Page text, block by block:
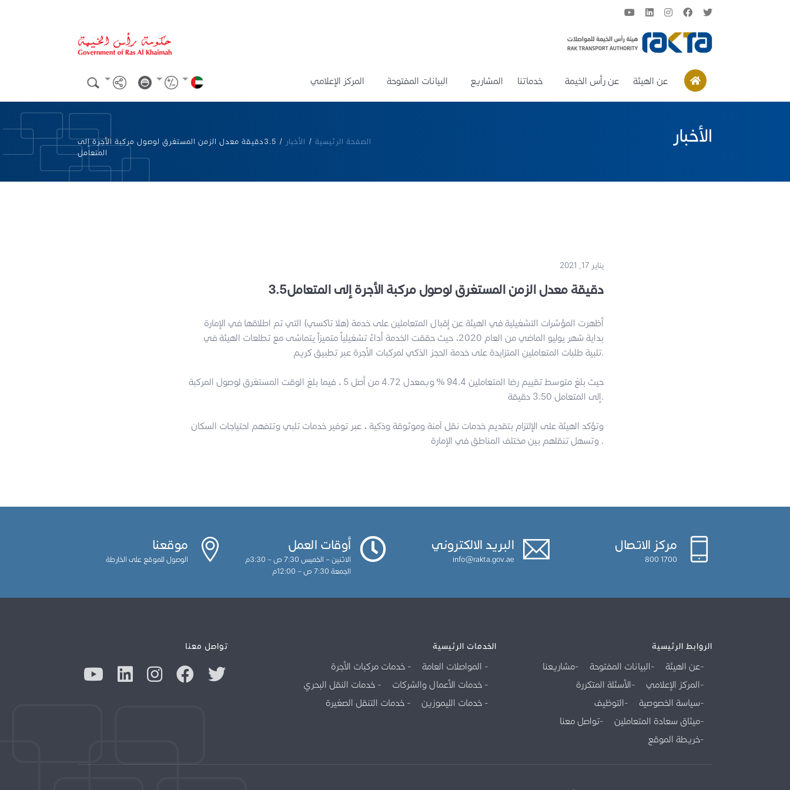
عن الهيئة عن رأس الخيمة خدماتنا المشاريع البيانات المفتوحة المركز الإعلامي
الأخبار الصفحة الرئيسية / الأخبار /
3.5دقيقة معدل الزمن المستغرق لوصول مركبة الأجرة إلى
المتعامل
يناير 17, 2021
3.5دقيقة معدل الزمن المستغرق لوصول مركبة الأجرة إلى المتعامل
أظهرت المؤشرات التشغيلية في الهيئة عن إقبال المتعاملين على خدمة (هلا تاكسي) التي تم اطلاقها في الإمارة
بداية شهر يوليو الماضي من العام 2020، حيث حققت الخدمة أداءً تشغيلياً متميزاً يتماشى مع تطلعات الهيئة في
تلبية طلبات المتعاملين المتزايدة على خدمة الحجز الذكي لمركبات الأجرة عبر تطبيق كريم.
حيث بلغ متوسط تقييم رضا المتعاملين 94.4 % وبمعدل 4.72 من أصل 5 ، فيما بلغ الوقت المستغرق لوصول المركبة
إلى المتعامل 3.50 دقيقة.
وتؤكد الهيئة على الإلتزام بتقديم خدمات نقل اَمنة وموثوقة وذكية ، عبر توفير خدمات تلبي وتتفهم احتياجات السكان
وتسهل تنقلهم بين مختلف المناطق في الإمارة .
مركز الاتصال
1700 800
البريد الالكتروني
info@rakta.gov.ae
أوقات العمل
الاثنين – الخميس 7:30 ص – 3:30م
الجمعة 7:30 ص – 12:00م
موقعنا
الوصول للموقع على الخارطة
الروابط الرئيسية
عن الهيئة البيانات المفتوحة
مشاريعنا
المركز الإعلامي
الأسئلة المتكررة
سياسة الخصوصية
التوظيف
ميثاق سعادة المتعاملين
تواصل معنا
خريطة الموقع
الخدمات الرئيسية
المواصلات العامة
خدمات مركبات الأجرة
خدمات الأعمال والشركات
خدمات النقل البحري
خدمات الليموزين
خدمات التنقل الصغيرة
تواصل معنا